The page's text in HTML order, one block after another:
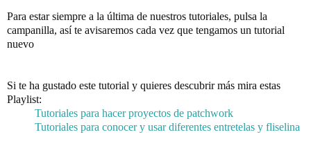
Para estar siempre a la última de nuestros tutoriales, pulsa la
campanilla, así te avisaremos cada vez que tengamos un tutorial
nuevo
Si te ha gustado este tutorial y quieres descubrir más mira estas
Tutoriales para hacer proyectos de patchwork
Tutoriales para conocer y usar diferentes entretelas y fliselina